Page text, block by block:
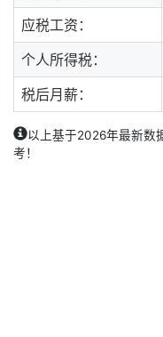
应税工资：
个人所得税：
税后月薪：
以上基于2026年最新数
考！